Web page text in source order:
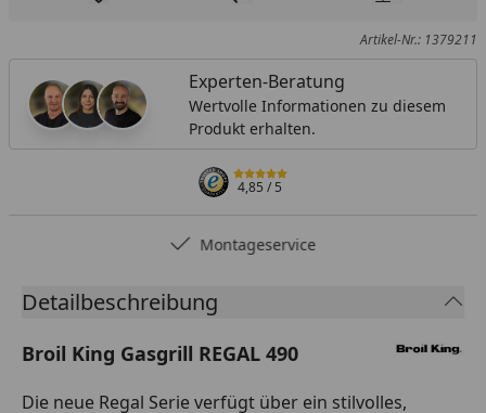
Produkt zur Wunschliste hinzufügen
Teilen Produkt
Artikel-Nr.: 1379211
Experten-Beratung
Wertvolle Informationen zu diesem
Produkt erhalten.
4,85/ 5
Deutschlands bester Händler
Detailbeschreibung
Broil King Gasgrill REGAL 490
Die neue Regal Serie verfügt über ein stilvolles,